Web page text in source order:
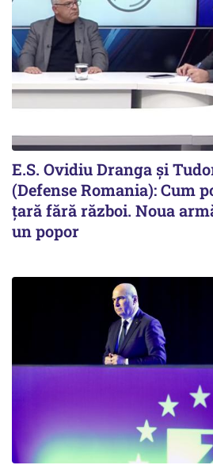
E.S. Ovidiu Dranga și
(Defense Romania): Cum
țară fără război. Noua
un popor